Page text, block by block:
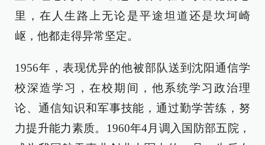
里，在人生路上无论是平途坦道还是坎坷崎
岖，他都走得异常坚定。
1956年，表现优异的他被部队送到沈阳通信学
校深造学习，在校期间，他系统学习政治理
论、通信知识和军事技能，通过勤学苦练，努
力提升能力素质。1960年4月调入国防部五院，